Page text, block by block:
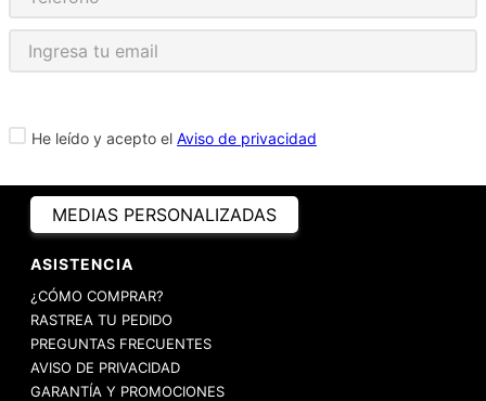
He leído y acepto el Aviso de privacidad
MEDIAS PERSONALIZADAS
ASISTENCIA
¿CÓMO COMPRAR?
RASTREA TU PEDIDO
PREGUNTAS FRECUENTES
AVISO DE PRIVACIDAD
GARANTÍA Y PROMOCIONES